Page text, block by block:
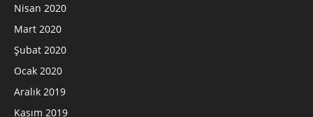
Nisan 2020
Mart 2020
Şubat 2020
Ocak 2020
Aralık 2019
Kasım 2019